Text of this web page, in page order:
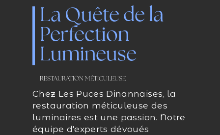
La Quête de la
Perfection
Lumineuse
RESTAURATION MÉTICULEUSE
Chez Les Puces Dinannaises, la
restauration méticuleuse des
luminaires est une passion. Notre
équipe d'experts dévoués